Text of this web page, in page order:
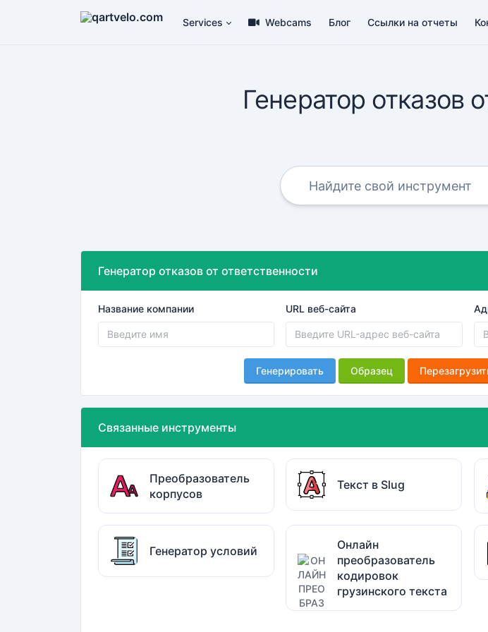
Services Webcams Блог Ссылки на отчеты
Генератор отказов
Генератор отказов от ответственности
Название компании URL веб-сайта
Генерировать Образец
Связанные инструменты
Преобразователь
корпусов
Текст в Slug
Генератор условий
Онлайн
преобразователь
кодировок
грузинского текста